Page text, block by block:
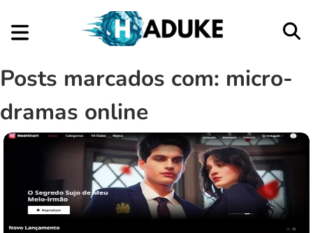
Posts marcados com: micro-
dramas online